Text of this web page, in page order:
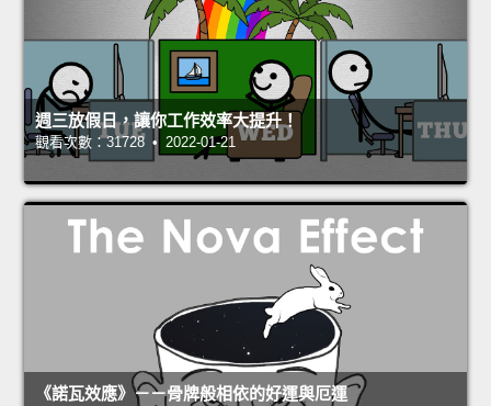
週三放假日，讓你工作效率大提升！
觀看次數：31728 • 2022-01-21
《諾瓦效應》－－骨牌般相依的好運與厄運